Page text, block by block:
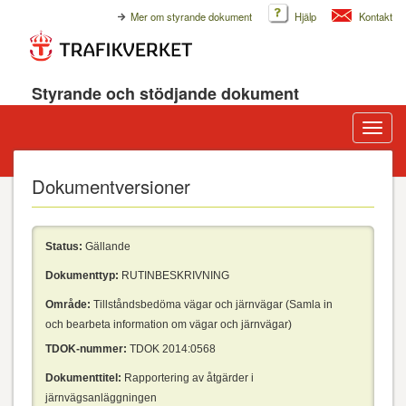
Mer om styrande dokument Hjälp Kontakt
Styrande och stödjande dokument
Visa/
meny
Dokumentversioner
Status: Gällande
Dokumenttyp: RUTINBESKRIVNING
Område: Tillståndsbedöma vägar och järnvägar (Samla in
och bearbeta information om vägar och järnvägar)
TDOK-nummer: TDOK 2014:0568
Dokumenttitel: Rapportering av åtgärder i
järnvägsanläggningen